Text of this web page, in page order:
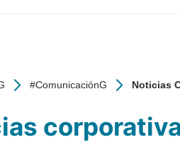
#ComunicaciónG Noticias